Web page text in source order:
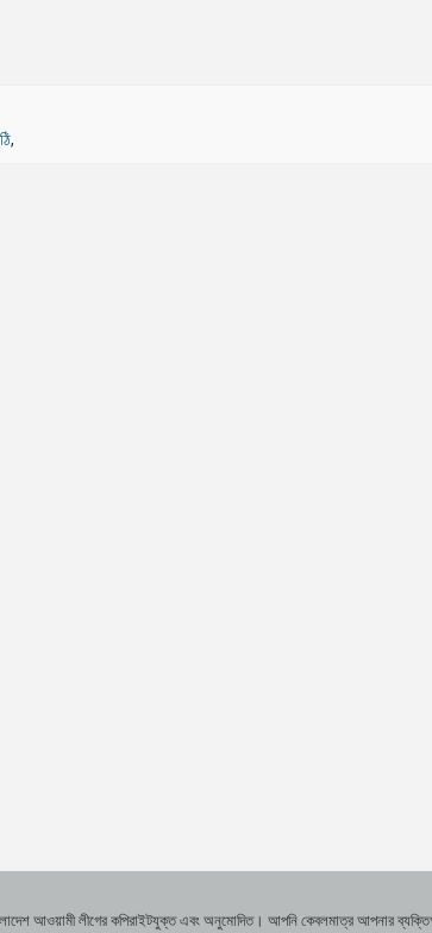
,
আওয়ামী লীগের কপিরাইটযুক্ত এবং অনুমোদিত। আপনি কেবলমাত্র আপনার